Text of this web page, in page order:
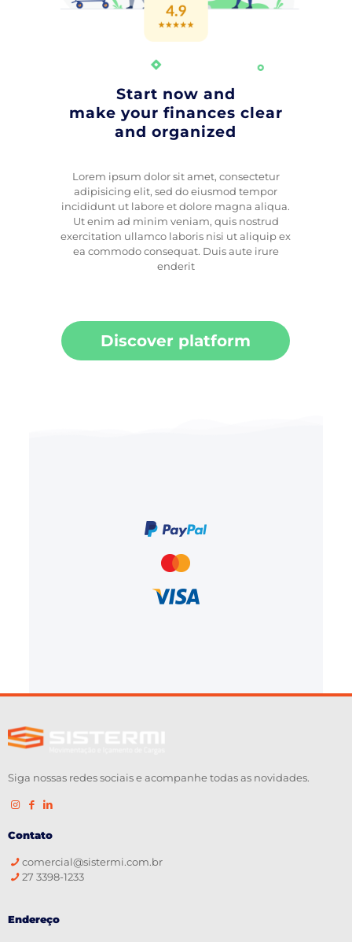
Start now and
make your finances clear
and organized
Lorem ipsum dolor sit amet, consectetur
adipisicing elit, sed do eiusmod tempor
incididunt ut labore et dolore magna aliqua.
Ut enim ad minim veniam, quis nostrud
exercitation ullamco laboris nisi ut aliquip ex
ea commodo consequat. Duis aute irure
enderit
Discover platform
Siga nossas redes sociais e acompanhe todas as novidades.
Contato
comercial@sistermi.com.br
27 3398-1233
Endereço